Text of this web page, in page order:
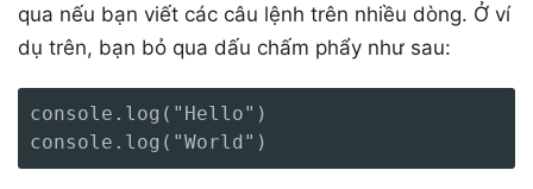
qua nếu bạn viết các câu lệnh trên nhiều dòng. Ở ví
dụ trên, bạn bỏ qua dấu chấm phẩy như sau:
console.log("Hello")
console.log("World")